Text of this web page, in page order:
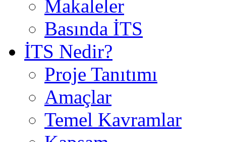
Makaleler
Basında İTS
İTS Nedir?
Proje Tanıtımı
Amaçlar
Temel Kavramlar